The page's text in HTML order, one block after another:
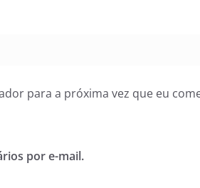
para a próxima vez que eu
por e-mail.